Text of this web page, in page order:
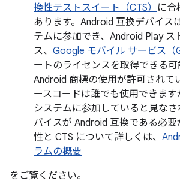
換性テストスイート（CTS） に合
あります。Android 互換デバイス
テムに参加でき、Android Play ス
ス、 Google モバイル サービス（
ートのライセンスを取得できる可
Android 商標の使用が許可されて
ースコードは誰でも使用できま
システムに参加していると見な
バイスが Android 互換である必要
性と CTS について詳しくは、
ラムの概要
をご覧ください。